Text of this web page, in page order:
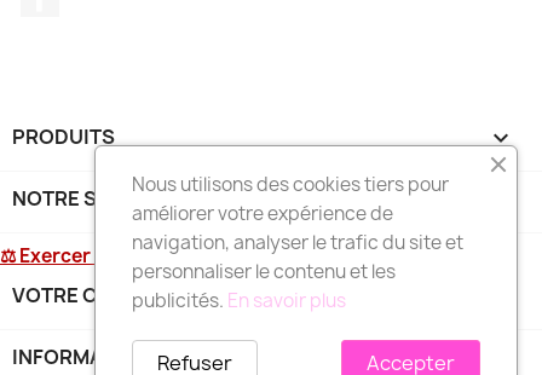
PRODUITS 
NOTRE SOCIÉTÉ
⚖ Exercer mon droit de rétractation
VOTRE COMPTE
INFORMATIONS
Nous utilisons des cookies tiers pour
améliorer votre expérience de
navigation, analyser le trafic du site et
personnaliser le contenu et les
publicités. En savoir plus
Accepter
Refuser